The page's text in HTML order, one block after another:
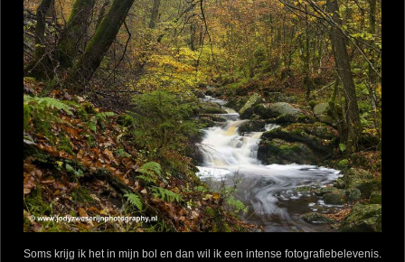
CONTACT
Soms krijg ik het in mijn bol en dan wil ik een intense fotografiebelevenis.